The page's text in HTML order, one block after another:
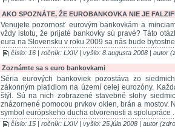
AKO SPOZNÁTE, ŽE EUROBANKOVKA NIE JE
Venujete pozornosť eurovým bankovkám a
vždy istotu, že prijaté bankovky sú pravé? Táto
eura na Slovensku v roku 2009 sa nás bude
číslo: 16 | ročník: LXIV | vyšlo: 8.augusta 2008 | autor
Zoznámte sa s euro bankovkami
Séria eurových bankoviek pozostáva zo
zákonným platidlom na území celej eurozóny.
štýl. Sú na nich zobrazené stavebné slohy
znázornené pomocou prvkov okien, brán a mostov.
symbol európskeho ducha otvorenosti a spolupráce
číslo: 15 | ročník: LXIV | vyšlo: 25.júla 2008 | autor